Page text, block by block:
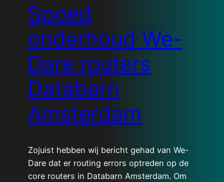
Spoed
onderhoud We-
Dare routers
Databarn
Amsterdam
Zojuist hebben wij bericht gehad van We-
Dare dat er routing errors optreden op de
core routers in Databarn Amsterdam. Om